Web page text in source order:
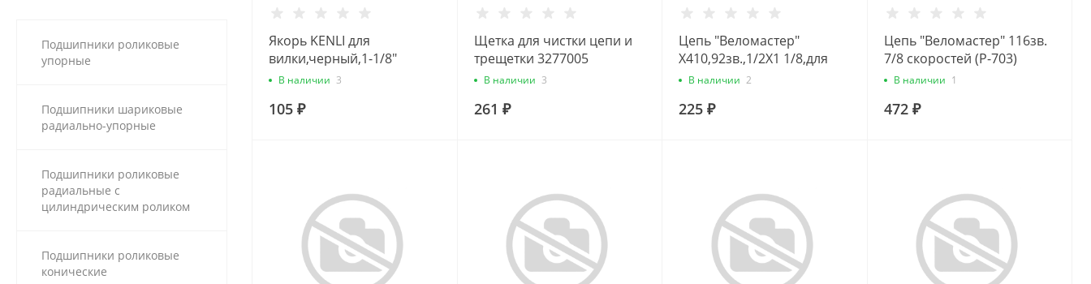
Подшипники роликовые
упорные
Подшипники шариковые
радиально-упорные
Подшипники роликовые
радиальные с
цилиндрическим роликом
Подшипники роликовые
конические
Якорь KENLI для
вилки,черный,1-1/8"
(каждый болт в инд.пак.)
В наличии 3
105 ₽
Щетка для чистки цепи и
трещетки 3277005
В наличии 3
261 ₽
Цепь "Веломастер"
Х410,92зв.,1/2Х1 1/8,для
20" дорож.вел.с замком
В наличии 2
225 ₽
Цепь "Веломастер" 116зв.
7/8 скоростей (Р-703)
320100-51
В наличии 1
472 ₽